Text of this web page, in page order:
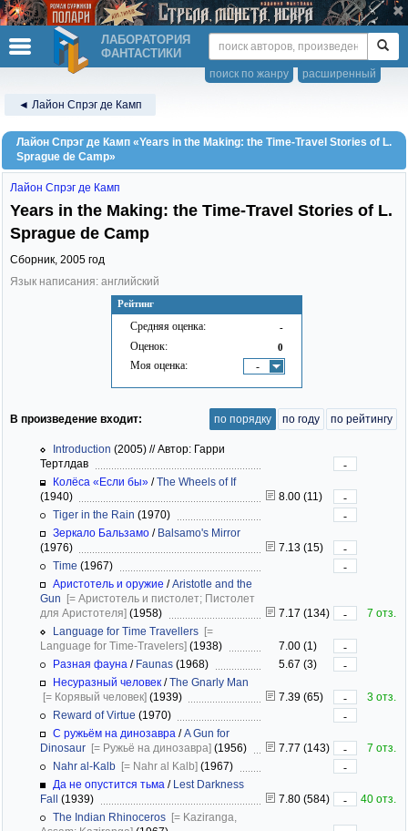
ЛАБОРАТОРИЯ
ФАНТАСТИКИ
расширенный
поиск по жанру
◄ Лайон Спрэг де Камп
Лайон Спрэг де Камп «Years in the Making: the Time-Travel Stories of L.
Sprague de Camp»
Рейтинг
Средняя оценка: -
Оценок: 0
Моя оценка: -
Лайон Спрэг де Камп
Years in the Making: the Time-Travel Stories of L.
Sprague de Camp
Сборник, 2005 год
Язык написания: английский
В произведение входит: по порядку по году по рейтингу
Introduction (2005) //Автор: Гарри
Тертлдав
-
Колёса «Если бы» /The Wheels of If
(1940)
8.00 (11)
-
Tiger in the Rain (1970)
-
Зеркало Бальзамо / Balsamo's Mirror
(1976)
7.13 (15)
-
Time (1967)
-
Аристотель и оружие /Aristotle and the
Gun [= Аристотель и пистолет; Пистолет
для Аристотеля] (1958) 7.17 (134) -
7 отз.
Language for Time Travellers [=
Language for Time-Travelers] (1938) 7.00 (1)
-
Разная фауна / Faunas (1968) 5.67 (3)
-
Несуразный человек /The Gnarly Man
[= Корявый человек] (1939) 7.39 (65) -
3 отз.
Reward of Virtue (1970)
-
С ружьём на динозавра /A Gun for
Dinosaur [= Ружьё на динозавра] (1956) 7.77 (143) -
7 отз.
Nahr al-Kalb [= Nahr al Kalb] (1967)
-
Да не опустится тьма / Lest Darkness
Fall (1939) 7.80 (584) -
40 отз.
The Indian Rhinoceros [= Kaziranga,